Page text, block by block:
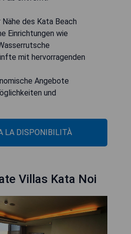
des Kata Beach
Einrichtungen wie
mit hervorragenden
Angebote
und
LA DISPONIBILITÀ
Villas Kata Noi